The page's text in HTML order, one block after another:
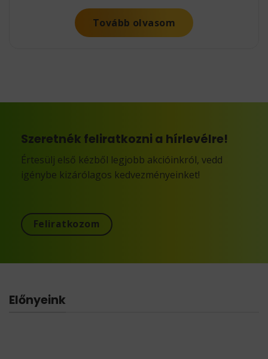
Tovább olvasom
Szeretnék feliratkozni a hírlevélre!
Értesülj első kézből legjobb akcióinkról, vedd
igénybe kizárólagos kedvezményeinket!
Feliratkozom
Előnyeink